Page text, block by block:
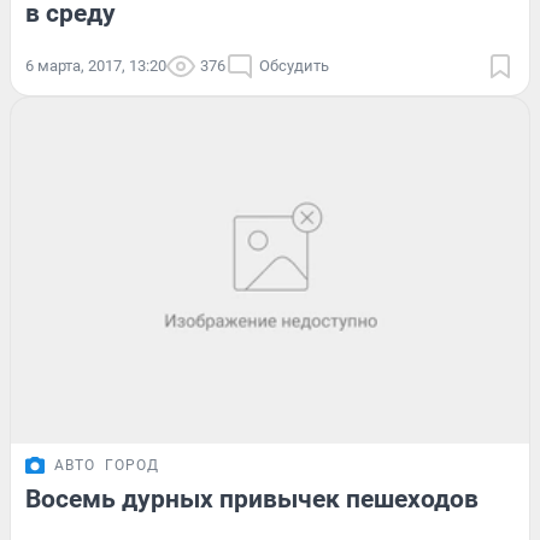
в среду
6 марта, 2017, 13:20 376 Обсудить
АВТО ГОРОД
Восемь дурных привычек пешеходов